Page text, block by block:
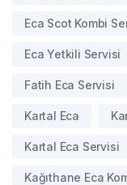
Eca Scot Kombi
Eca Yetkili Servisi
Fatih Eca Servisi
Kartal Eca
Kartal Eca Servisi
Kağıthane Eca